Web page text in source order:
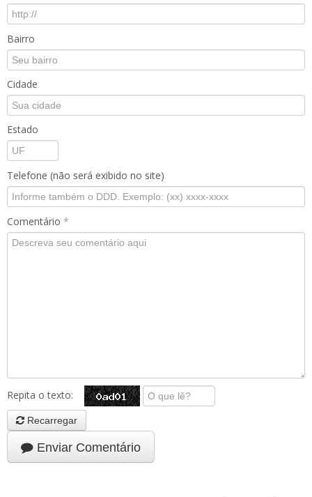
Bairro
Cidade
Estado
Telefone (não será exibido no site)
Comentário *
Repita o texto:
Recarregar
Enviar Comentário